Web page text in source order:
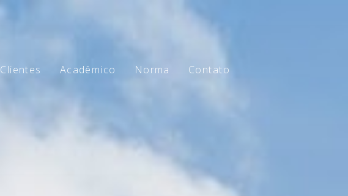
Clientes Acadêmico Norma Contato